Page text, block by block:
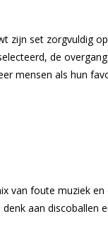
zijn set zorgvuldig
de
mensen als hun
van foute muziek
aan discoballen